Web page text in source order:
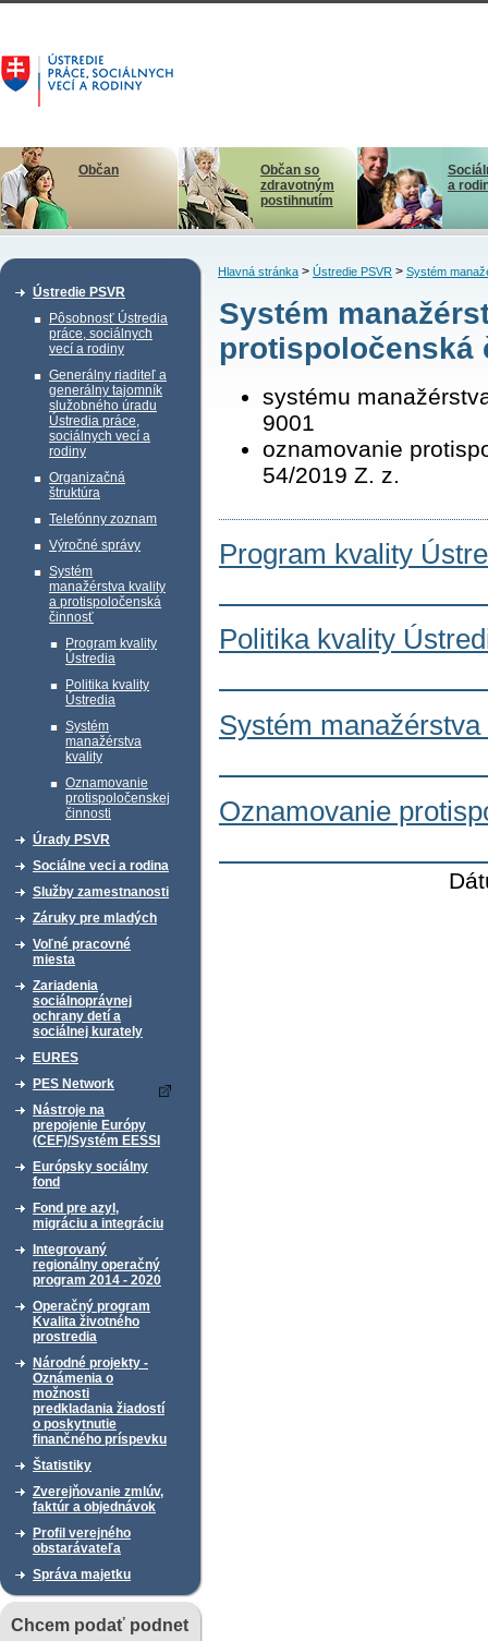
Občan
Občan so
zdravotným
postihnutím
a
Ústredie PSVR
Pôsobnosť Ústredia
práce, sociálnych
vecí a rodiny
Generálny riaditeľ a
generálny tajomník
služobného úradu
Ústredia práce,
sociálnych vecí a
rodiny
Organizačná
štruktúra
Telefónny zoznam
Výročné správy
Systém
manažérstva kvality
a protispoločenská
činnosť
Program kvality
Ústredia
Politika kvality
Ústredia
Systém
manažérstva
kvality
Oznamovanie
protispoločenskej
činnosti
Úrady PSVR
Sociálne veci a rodina
Služby zamestnanosti
Záruky pre mladých
Voľné pracovné
miesta
Zariadenia
sociálnoprávnej
ochrany detí a
sociálnej kurately
EURES
PES Network
Nástroje na
prepojenie Európy
(CEF)/Systém EESSI
Európsky sociálny
fond
Fond pre azyl,
migráciu a integráciu
Integrovaný
regionálny operačný
program 2014 - 2020
Operačný program
Kvalita životného
prostredia
Národné projekty -
Oznámenia o
možnosti
predkladania žiadostí
o poskytnutie
finančného príspevku
Štatistiky
Zverejňovanie zmlúv,
faktúr a objednávok
Profil verejného
obstarávateľa
Správa majetku
Chcem podať podnet
Hlavná stránka> Ústredie PSVR> Systém
Systém
protispoločenská
systému
9001
oznamovanie
54/2019 Z. z.
Program kvality
Politika kvality
Systém
Oznamovanie